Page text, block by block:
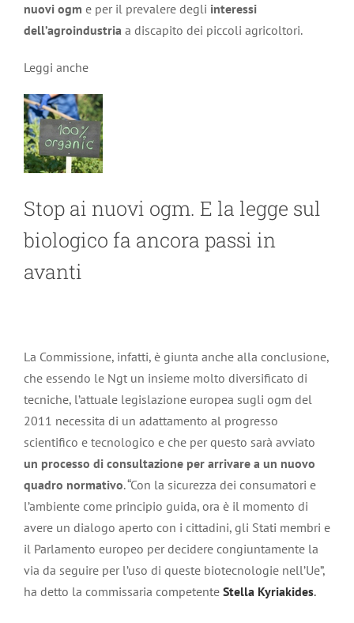
nuovi ogm e per il prevalere degli interessi
dell’agroindustria a discapito dei piccoli agricoltori.
Leggi anche
Stop ai nuovi ogm. E la legge sul
biologico fa ancora passi in
avanti
La Commissione, infatti, è giunta anche alla conclusione,
che essendo le Ngt un insieme molto diversificato di
tecniche, l’attuale legislazione europea sugli ogm del
2011 necessita di un adattamento al progresso
scientifico e tecnologico e che per questo sarà avviato
un processo di consultazione per arrivare a un nuovo
quadro normativo. “Con la sicurezza dei consumatori e
l’ambiente come principio guida, ora è il momento di
avere un dialogo aperto con i cittadini, gli Stati membri e
il Parlamento europeo per decidere congiuntamente la
via da seguire per l’uso di queste biotecnologie nell’Ue”,
ha detto la commissaria competente Stella Kyriakides.